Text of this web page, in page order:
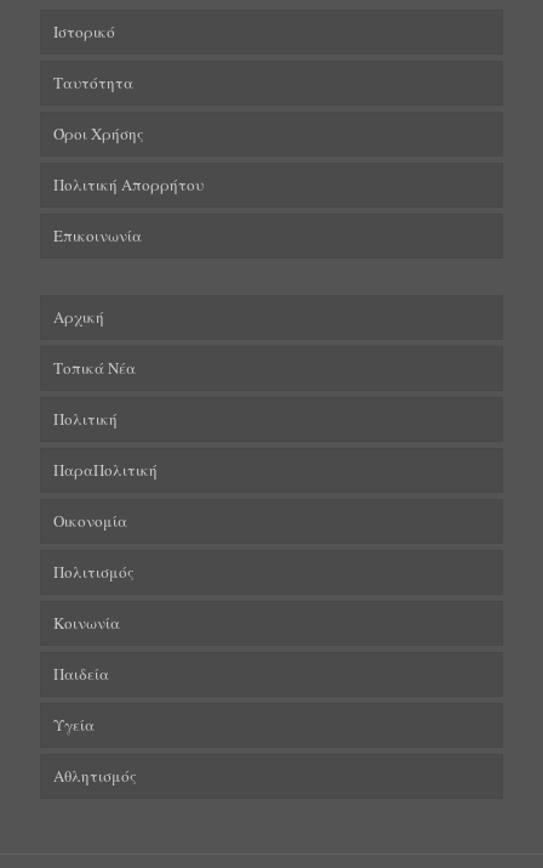
Ιστορικό
Ταυτότητα
Όροι Χρήσης
Πολιτική Απορρήτου
Επικοινωνία
Αρχική
Τοπικά Νέα
Πολιτική
ΠαραΠολιτική
Οικονομία
Πολιτισμός
Κοινωνία
Παιδεία
Υγεία
Αθλητισμός